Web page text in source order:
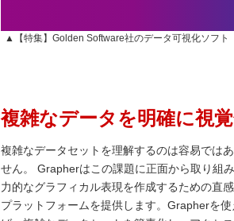
▲【特集】Golden Software社のデータ可視化ソフ
複雑なデータを明確に視
複雑なデータセットを理解するのは容易では
せん。 Grapherはこの課題に正面から取り組
力的なグラフィカル表現を作成するための直
プラットフォームを提供します。Grapherを使